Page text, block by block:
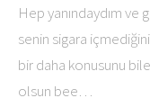
Hep yanındaydım
senin sigara
bir daha konusunu
olsun bee…